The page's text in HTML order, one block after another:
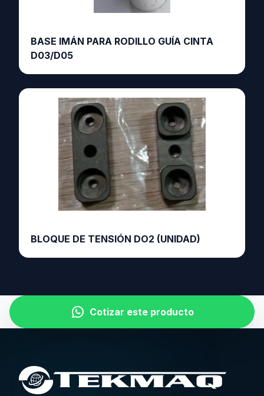
BASE IMÁN PARA RODILLO GUÍA CINTA
D03/D05
BLOQUE DE TENSIÓN DO2 (UNIDAD)
Cotizar este producto